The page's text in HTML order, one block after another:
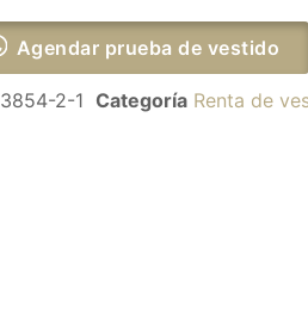
Agendar prueba de vestido
3854-2-1 Categoría Renta de